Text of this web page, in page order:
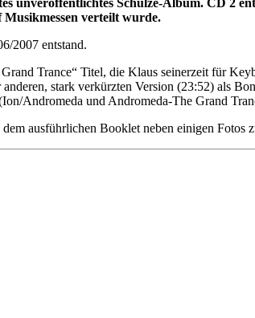
verteilt wurde.
2007 entstand.
Trance“ Titel, die Klaus seinerzeit für
stark verkürzten Version (23:52) als
Andromeda und Andromeda-The Grand
ausführlichen Booklet neben einigen Fotos